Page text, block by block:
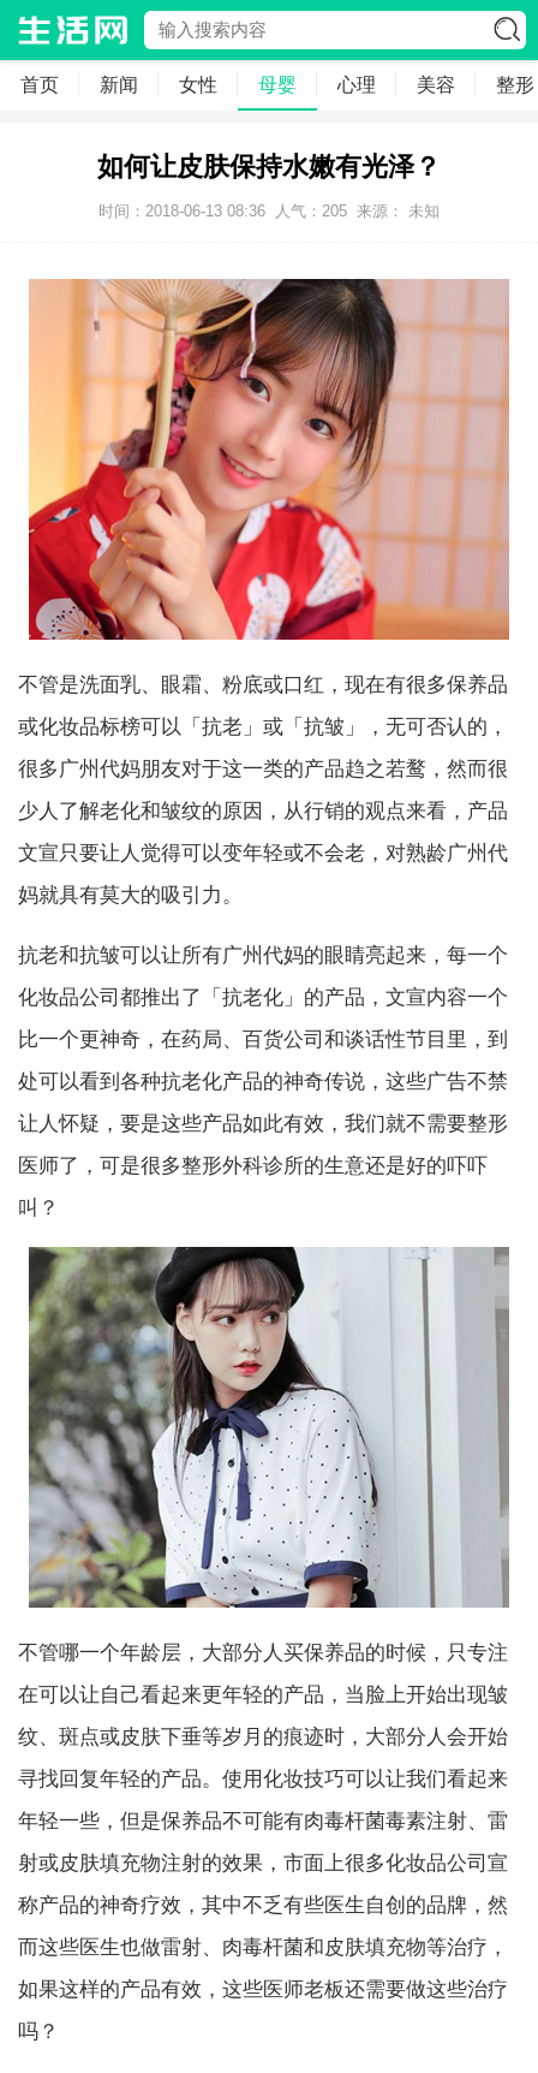
首页 新闻 女性 母婴 心理 美容 整形
如何让皮肤保持水嫩有光泽？
时间：2018-06-13 08:36 人气： 205 来源： 未知
不管是洗面乳、眼霜、粉底或口红，现在有很多保养品
或化妆品标榜可以「抗老」或「抗皱」，无可否认的，
很多广州代妈朋友对于这一类的产品趋之若鹜，然而很
少人了解老化和皱纹的原因，从行销的观点来看，产品
文宣只要让人觉得可以变年轻或不会老，对熟龄广州代
妈就具有莫大的吸引力。
抗老和抗皱可以让所有广州代妈的眼睛亮起来，每一个
化妆品公司都推出了「抗老化」的产品，文宣内容一个
比一个更神奇，在药局、百货公司和谈话性节目里，到
处可以看到各种抗老化产品的神奇传说，这些广告不禁
让人怀疑，要是这些产品如此有效，我们就不需要整形
医师了，可是很多整形外科诊所的生意还是好的吓吓
叫？
不管哪一个年龄层，大部分人买保养品的时候，只专注
在可以让自己看起来更年轻的产品，当脸上开始出现皱
纹、斑点或皮肤下垂等岁月的痕迹时，大部分人会开始
寻找回复年轻的产品。使用化妆技巧可以让我们看起来
年轻一些，但是保养品不可能有肉毒杆菌毒素注射、雷
射或皮肤填充物注射的效果，市面上很多化妆品公司宣
称产品的神奇疗效，其中不乏有些医生自创的品牌，然
而这些医生也做雷射、肉毒杆菌和皮肤填充物等治疗，
如果这样的产品有效，这些医师老板还需要做这些治疗
吗？